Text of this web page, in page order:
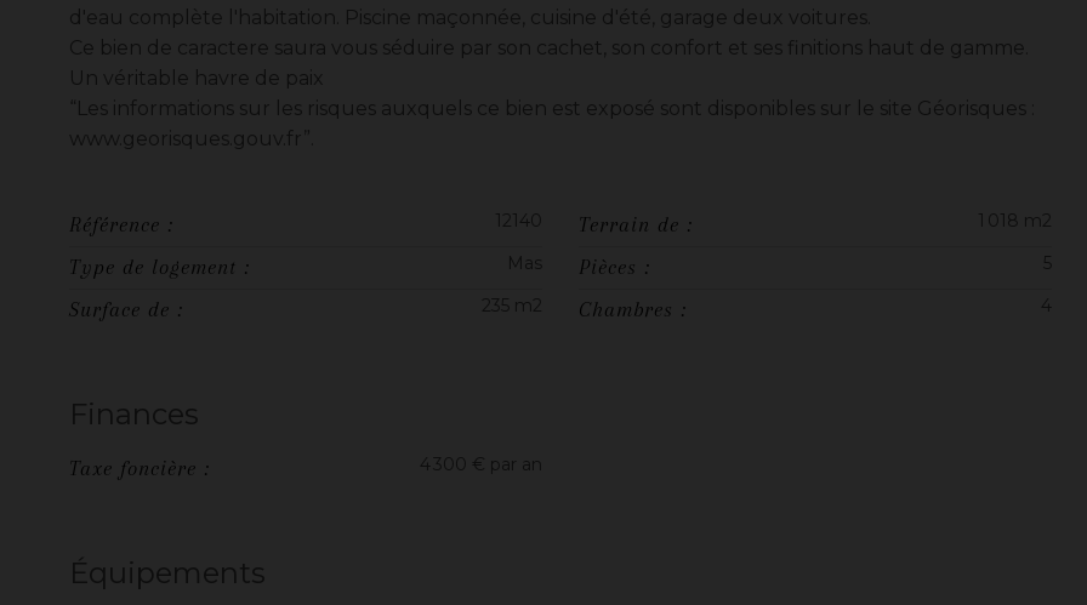
d'eau complète l'habitation. Piscine maçonnée, cuisine d'été, garage deux voitures.
Ce bien de caractere saura vous séduire par son cachet, son confort et ses finitions haut de gamme.
Un véritable havre de paix
“Les informations sur les risques auxquels ce bien est exposé sont disponibles sur le site Géorisques :
www.georisques.gouv.fr”.
Référence : 12140
Type de logement : Mas
Surface de : 235 m2
Terrain de : 1 018 m2
Pièces : 5
Chambres : 4
Finances
Taxe foncière : 4 300 € par an
Équipements